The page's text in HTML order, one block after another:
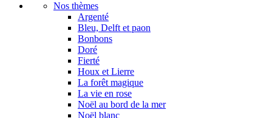
Nos thèmes
Argenté
Bleu, Delft et paon
Bonbons
Doré
Fierté
Houx et Lierre
La forêt magique
La vie en rose
Noël au bord de la mer
Noël blanc